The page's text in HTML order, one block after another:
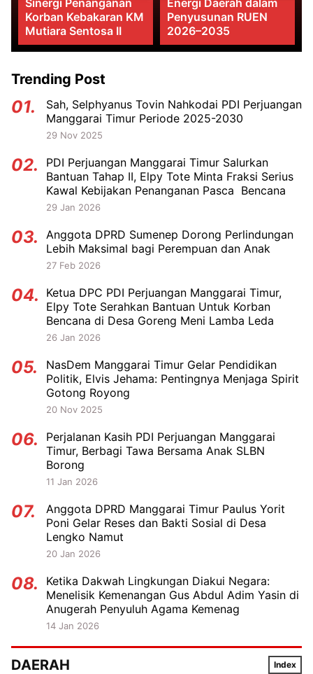
Energi Daerah dalam
Penyusunan RUEN
2026–2035
Jadi Fondasi
Pengelolaan 6,7 Juta
ASN
Trending Post
01.
Sah, Selphyanus Tovin Nahkodai PDI Perjuangan
Manggarai Timur Periode 2025-2030
29 Nov 2025
02.
PDI Perjuangan Manggarai Timur Salurkan
Bantuan Tahap II, Elpy Tote Minta Fraksi Serius
Kawal Kebijakan Penanganan Pasca Bencana
29 Jan 2026
03.
Anggota DPRD Sumenep Dorong Perlindungan
Lebih Maksimal bagi Perempuan dan Anak
27 Feb 2026
04.
Ketua DPC PDI Perjuangan Manggarai Timur,
Elpy Tote Serahkan Bantuan Untuk Korban
Bencana di Desa Goreng Meni Lamba Leda
26 Jan 2026
05.
NasDem Manggarai Timur Gelar Pendidikan
Politik, Elvis Jehama: Pentingnya Menjaga Spirit
Gotong Royong
20 Nov 2025
06.
Perjalanan Kasih PDI Perjuangan Manggarai
Timur, Berbagi Tawa Bersama Anak SLBN
Borong
11 Jan 2026
07.
Anggota DPRD Manggarai Timur Paulus Yorit
Poni Gelar Reses dan Bakti Sosial di Desa
Lengko Namut
20 Jan 2026
08.
Ketika Dakwah Lingkungan Diakui Negara:
Menelisik Kemenangan Gus Abdul Adim Yasin di
Anugerah Penyuluh Agama Kemenag
14 Jan 2026
DAERAH Index